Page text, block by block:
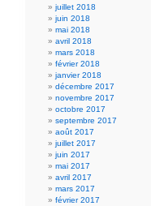
juillet 2018
juin 2018
mai 2018
avril 2018
mars 2018
février 2018
janvier 2018
décembre 2017
novembre 2017
octobre 2017
septembre 2017
août 2017
juillet 2017
juin 2017
mai 2017
avril 2017
mars 2017
février 2017